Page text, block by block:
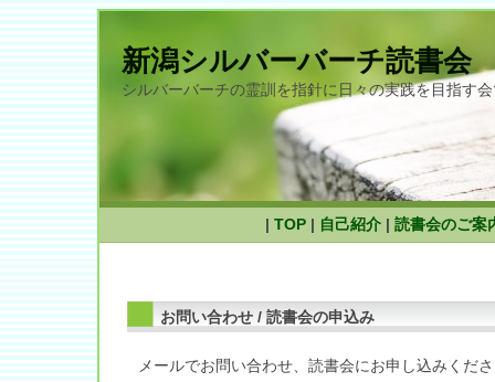
新潟シルバーバーチ読書会
シルバーバーチの霊訓を指針に日々の実践を目指す
| TOP | 自己紹介 | 読書会のご案
お問い合わせ / 読書会の申込み
メールでお問い合わせ、読書会にお申し込みくだ